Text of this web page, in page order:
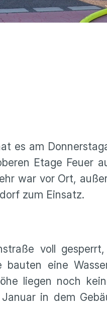
es am
Etage Feuer
war vor Ort,
zum Einsatz.
voll
bauten eine
liegen noch
in dem